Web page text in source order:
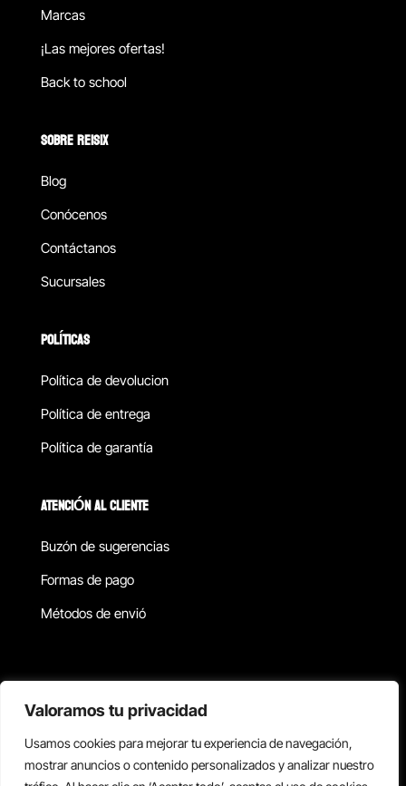
Valoramos tu privacidad
Usamos cookies para mejorar tu experiencia de navegación,
mostrar anuncios o contenido personalizados y analizar nuestro
Marcas
¡Las mejores ofertas!
Back to school
SOBRE REISIX
Blog
Conócenos
Contáctanos
Sucursales
POLÍTICAS
Política de devolucion
Política de entrega
Política de garantía
ATENCIÓN AL CLIENTE
Buzón de sugerencias
Formas de pago
Métodos de envió
Copyright © 2026 Reisix. Todos los derechos reservados.